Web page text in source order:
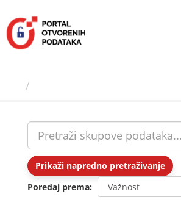
sadržaj
Prikaži napredno pretraživanje
Poredaj prema